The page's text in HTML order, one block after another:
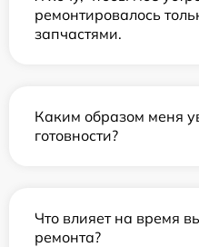
ремонтировалось
запчастями.
Каким образом меня
готовности?
Что влияет на время
ремонта?